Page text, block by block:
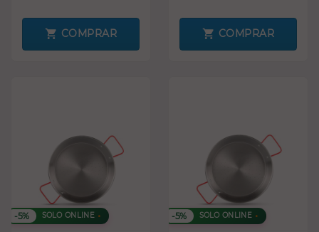
COMPRAR COMPRAR
-5% SOLO ONLINE -5% SOLO ONLINE